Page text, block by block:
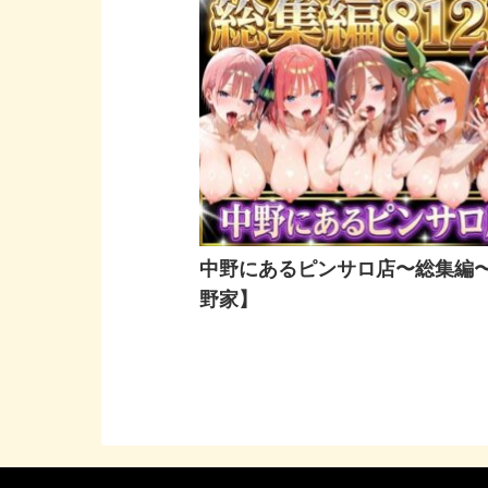
中野にあるピンサロ店〜総集編
野家】